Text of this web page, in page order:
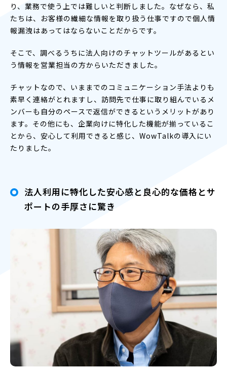
り、業務で使う上では難しいと判断しました。なぜなら、私
たちは、お客様の繊細な情報を取り扱う仕事ですので個人情
報漏洩はあってはならないことだからです。
そこで、調べるうちに法人向けのチャットツールがあるとい
う情報を営業担当の方からいただきました。
チャットなので、いままでのコミュニケーション手法よりも
素早く連絡がとれますし、訪問先で仕事に取り組んでいるメ
ンバーも自分のペースで返信ができるというメリットがあり
ます。その他にも、企業向けに特化した機能が揃っているこ
とから、安心して利用できると感じ、WowTalkの導入にい
たりました。
法人利用に特化した安心感と良心的な価格とサ
ポートの手厚さに驚き